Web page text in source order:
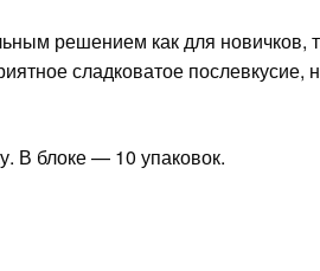
решением как для новичков,
сладковатое
В блоке — 10 упаковок.